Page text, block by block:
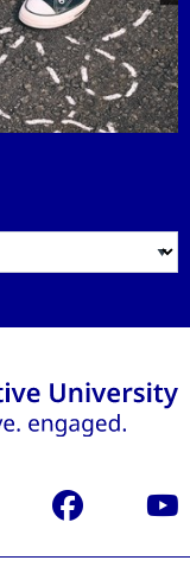
Facebook